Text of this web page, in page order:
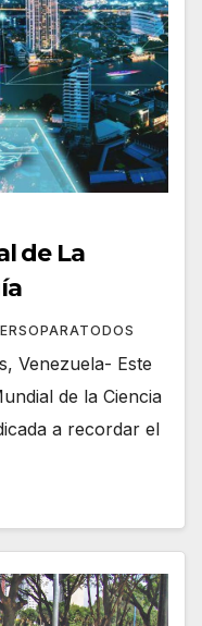
de La
Venezuela- Este
de la Ciencia
a recordar el